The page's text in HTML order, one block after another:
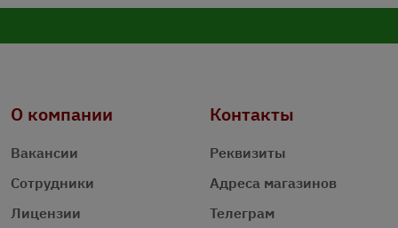
О компании
Вакансии
Сотрудники
Лицензии
Контакты
Реквизиты
Адреса магазинов
Телеграм